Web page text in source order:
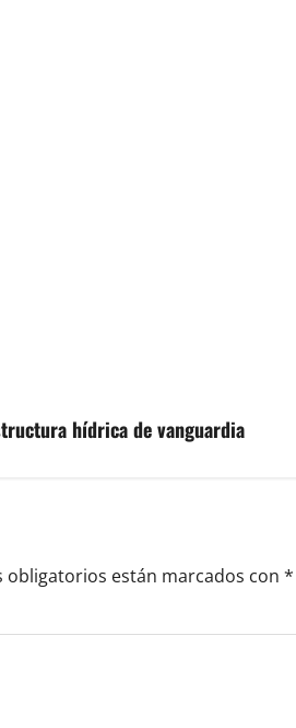
hídrica de vanguardia
obligatorios están marcados con *